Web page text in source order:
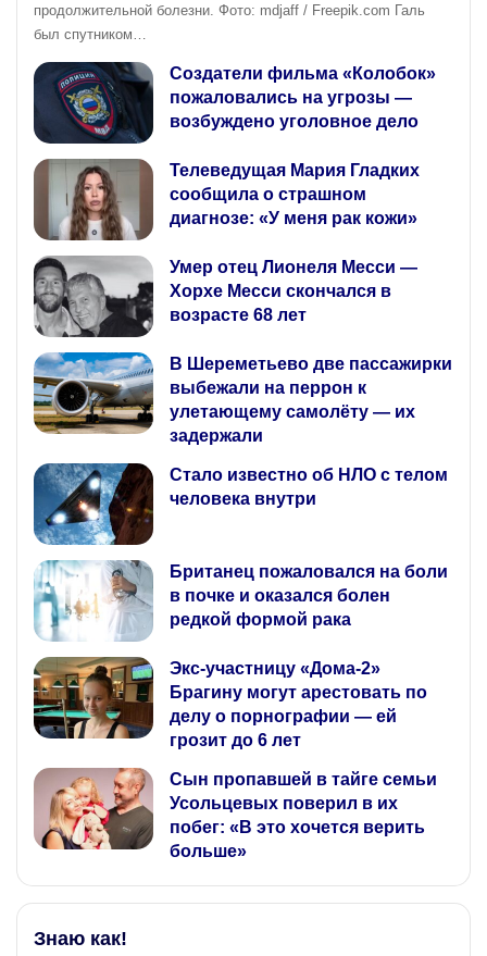
продолжительной болезни. Фото: mdjaff / Freepik.com Галь
был спутником…
Создатели фильма «Колобок»
пожаловались на угрозы —
возбуждено уголовное дело
Телеведущая Мария Гладких
сообщила о страшном
диагнозе: «У меня рак кожи»
Умер отец Лионеля Месси —
Хорхе Месси скончался в
возрасте 68 лет
В Шереметьево две пассажирки
выбежали на перрон к
улетающему самолёту — их
задержали
Стало известно об НЛО с телом
человека внутри
Британец пожаловался на боли
в почке и оказался болен
редкой формой рака
Экс-участницу «Дома-2»
Брагину могут арестовать по
делу о порнографии — ей
грозит до 6 лет
Сын пропавшей в тайге семьи
Усольцевых поверил в их
побег: «В это хочется верить
больше»
Знаю как!